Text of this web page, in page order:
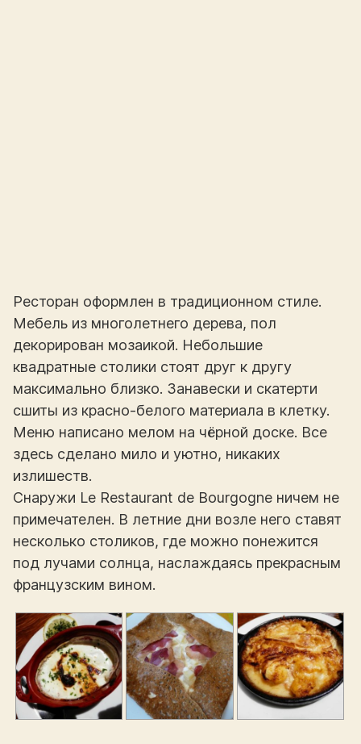
Ресторан оформлен в традиционном стиле.
Мебель из многолетнего дерева, пол
декорирован мозаикой. Небольшие
квадратные столики стоят друг к другу
максимально близко. Занавески и скатерти
сшиты из красно-белого материала в клетку.
Меню написано мелом на чёрной доске. Все
здесь сделано мило и уютно, никаких
излишеств.
Снаружи Le Restaurant de Bourgogne ничем не
примечателен. В летние дни возле него ставят
несколько столиков, где можно понежится
под лучами солнца, наслаждаясь прекрасным
французским вином.